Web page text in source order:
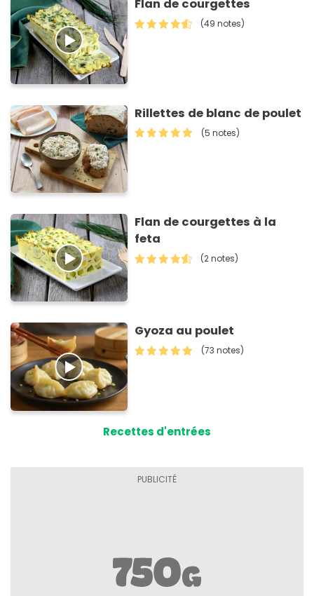
Flan de courgettes
(49 notes)
Rillettes de blanc de poulet
(5 notes)
Flan de courgettes à la
feta
(2 notes)
Gyoza au poulet
(73 notes)
Recettes d'entrées